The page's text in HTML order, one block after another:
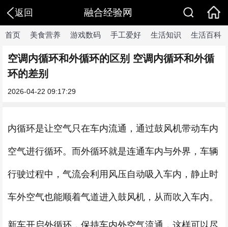
返回 融合经验网
首页 美食营养 游戏数码 手工爱好 生活知识 生活百科
空调内循环和外循环的区别 空调内循环和外循
环的差别
2026-04-22 09:17:29
内循环是让空气只在车内流通，通过鼓风机带动车内
空气进行循环。而外循环就是连通车内与外界，车辆
行驶过程中，气流会利用风压自动吸入车内，静止时
车外空气也能顺着气道进入鼓风机，从而吹入车内。
新车开启外循环，保持车内外空气流通，这样可以尽